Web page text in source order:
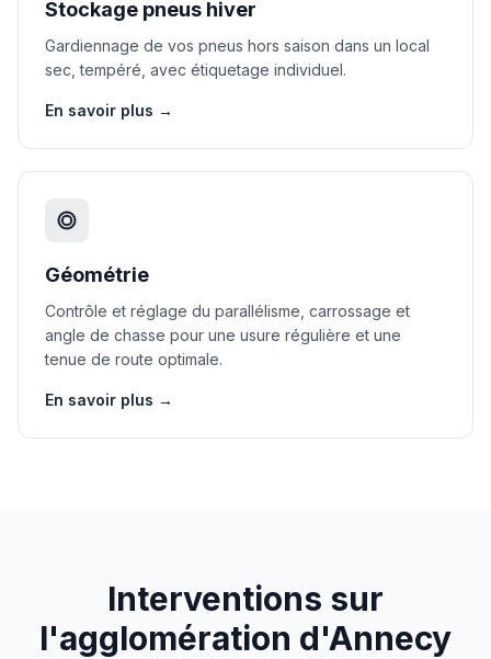
Stockage pneus hiver
Gardiennage de vos pneus hors saison dans un local
sec, tempéré, avec étiquetage individuel.
En savoir plus →
Géométrie
Contrôle et réglage du parallélisme, carrossage et
angle de chasse pour une usure régulière et une
tenue de route optimale.
En savoir plus →
Interventions sur
l'agglomération d'Annecy